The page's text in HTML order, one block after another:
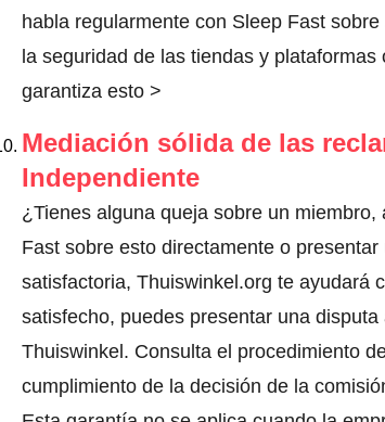
habla regularmente con Sleep Fast
la seguridad de las tiendas y plataformas
garantiza esto >
Mediación sólida de las
Independiente
¿Tienes alguna queja sobre un
Fast sobre esto directamente o presentar
satisfactoria, Thuiswinkel.org te ayudará
satisfecho, puedes presentar una
Thuiswinkel. Consulta el procedimiento
cumplimiento de la decisión de la